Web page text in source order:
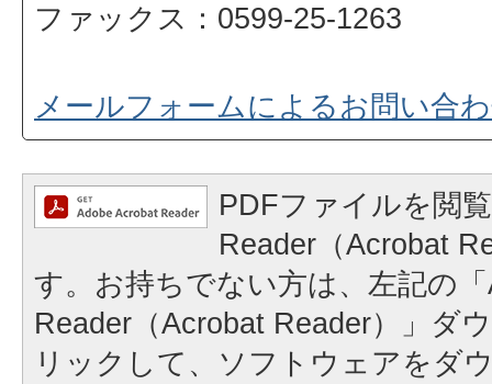
ファックス：0599-25-1263
メールフォームによるお問い合
PDFファイルを閲
Reader（Acrobat
す。お持ちでない方は、左記の
Reader（Acrobat Reader）」ダ
リックして、ソフトウェアをダ